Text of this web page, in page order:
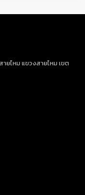
ยไหม แขวงสายไหม เขต